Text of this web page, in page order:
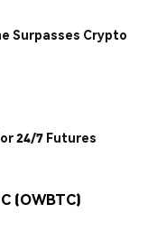
Surpasses Crypto
24/7 Futures
(OWBTC)